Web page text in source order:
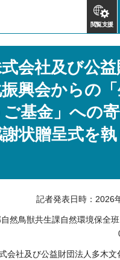
閲覧支援
会社及び公
興会からの
基金」への
状贈呈式を
記者発表日時：2026
自然鳥獣共生課自然環境保全
会社及び公益財団法人多木文